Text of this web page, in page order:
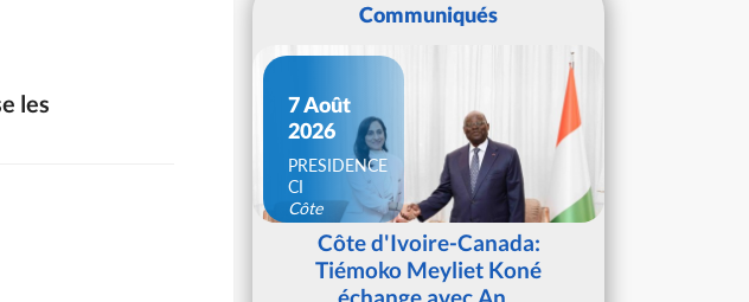
les
Communiqués
7 Août
2026
PRESIDENCE
CI
Côte
d'IvoireCôte d'Ivoire-Canada:
Tiémoko Meyliet Koné